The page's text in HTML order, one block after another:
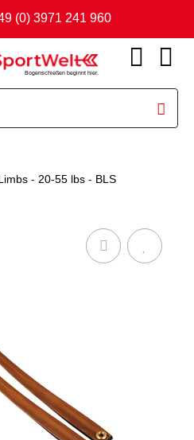
(0) 3971 241 960
Bogenschießen beginnt hier.
- 20-55 lbs - BLS